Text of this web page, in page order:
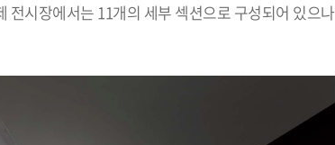
전시장에서는 11개의 세부 섹션으로 구성되어 있으나